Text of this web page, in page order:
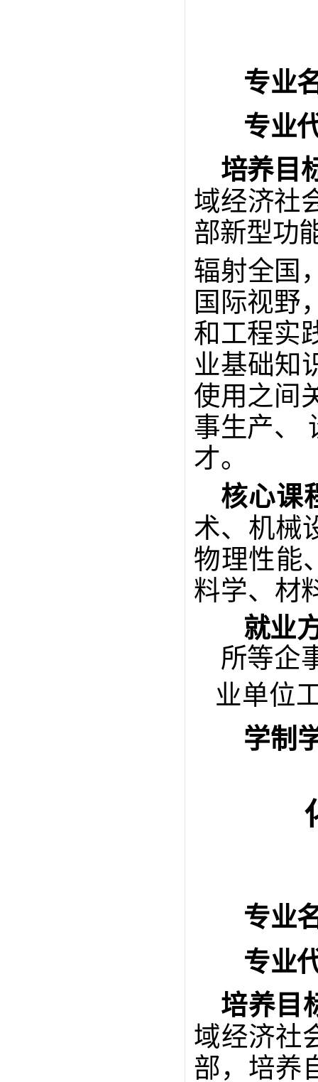
专业
专业
培养目
域经济社
部新型功
辐射全国
国际视野
和工程实
业基础知
使用之间
事生产、
才。
核心课
术、机械
物理性能
料学、材
就业
所等企
业单位
学制
专业
专业
培养目
域经济社
部，培养